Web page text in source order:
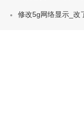
修改5g网络显示_改